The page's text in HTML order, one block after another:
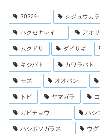
2022年 シジュウカラ
ハクセキレイ アオ
ムクドリ ダイサギ
キジバト カワラバト
モズ オオバン
トビ ヤマガラ
ガビチョウ ハシ
ハシボソガラス ウグ